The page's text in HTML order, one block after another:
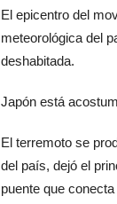
El epicentro del
meteorológica del
deshabitada.
Japón está
El terremoto se
del país, dejó el
puente que